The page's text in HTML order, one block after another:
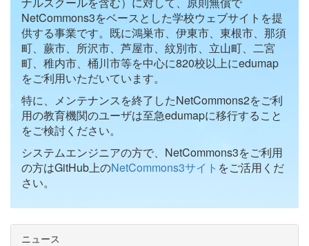
NetCommons3をベースとした学校ウェブサイトを提
供する事業です。既に鴻巣市、伊東市、東根市、那須
町、蕨市、所沢市、芦屋市、紋別市、立山町、二宮
町、稚内市、桶川市等を中心に820校以上にedumap
をご利用いただいています。
特に、メンテナンスを終了したNetCommons2をご利
用の教育機関のユーザは至急edumapに移行すること
をご検討ください。
システムエンジニアの方で、NetCommons3をご利用
の方はGitHub上のNetCommons3サイト をご活用くだ
さい。
ニュース